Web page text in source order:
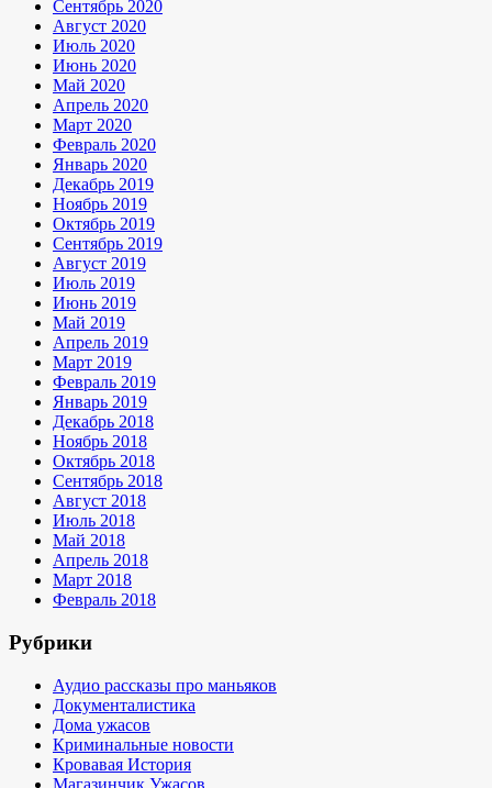
Сентябрь 2020
Август 2020
Июль 2020
Июнь 2020
Май 2020
Апрель 2020
Март 2020
Февраль 2020
Январь 2020
Декабрь 2019
Ноябрь 2019
Октябрь 2019
Сентябрь 2019
Август 2019
Июль 2019
Июнь 2019
Май 2019
Апрель 2019
Март 2019
Февраль 2019
Январь 2019
Декабрь 2018
Ноябрь 2018
Октябрь 2018
Сентябрь 2018
Август 2018
Июль 2018
Май 2018
Апрель 2018
Март 2018
Февраль 2018
Рубрики
Аудио рассказы про маньяков
Документалистика
Дома ужасов
Криминальные новости
Кровавая История
Магазинчик Ужасов